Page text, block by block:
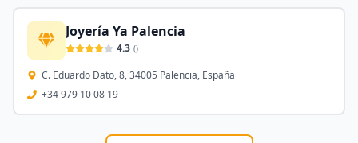
Joyería Ya Palencia
4.3 ()
C. Eduardo Dato, 8, 34005 Palencia, España
+34 979 10 08 19